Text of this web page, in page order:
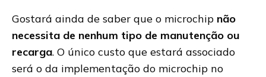
Gostará ainda de saber que o microchip não
necessita de nenhum tipo de manutenção ou
recarga. O único custo que estará associado
será o da implementação do microchip no